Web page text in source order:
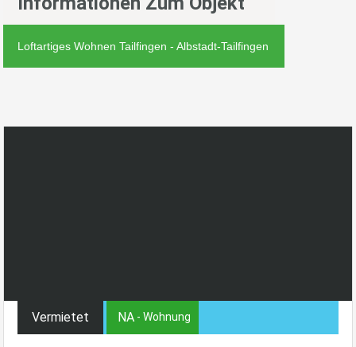
Loftartiges Wohnen Tailfingen - Albstadt-Tailfingen
Vermietet NA - Wohnung